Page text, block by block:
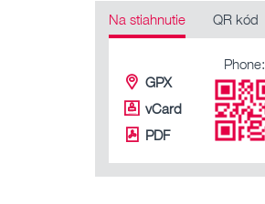
Na stiahnutie QR kód
GPX
vCard
PDF
Phone: